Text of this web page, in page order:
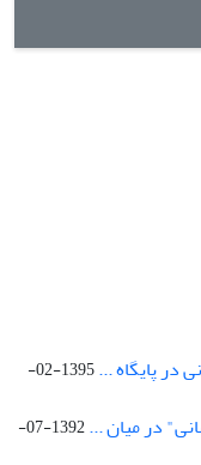
در پایگاه ...
1395-02-
در میان ...
1392-07-